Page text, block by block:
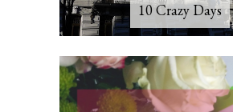
10 Crazy Days